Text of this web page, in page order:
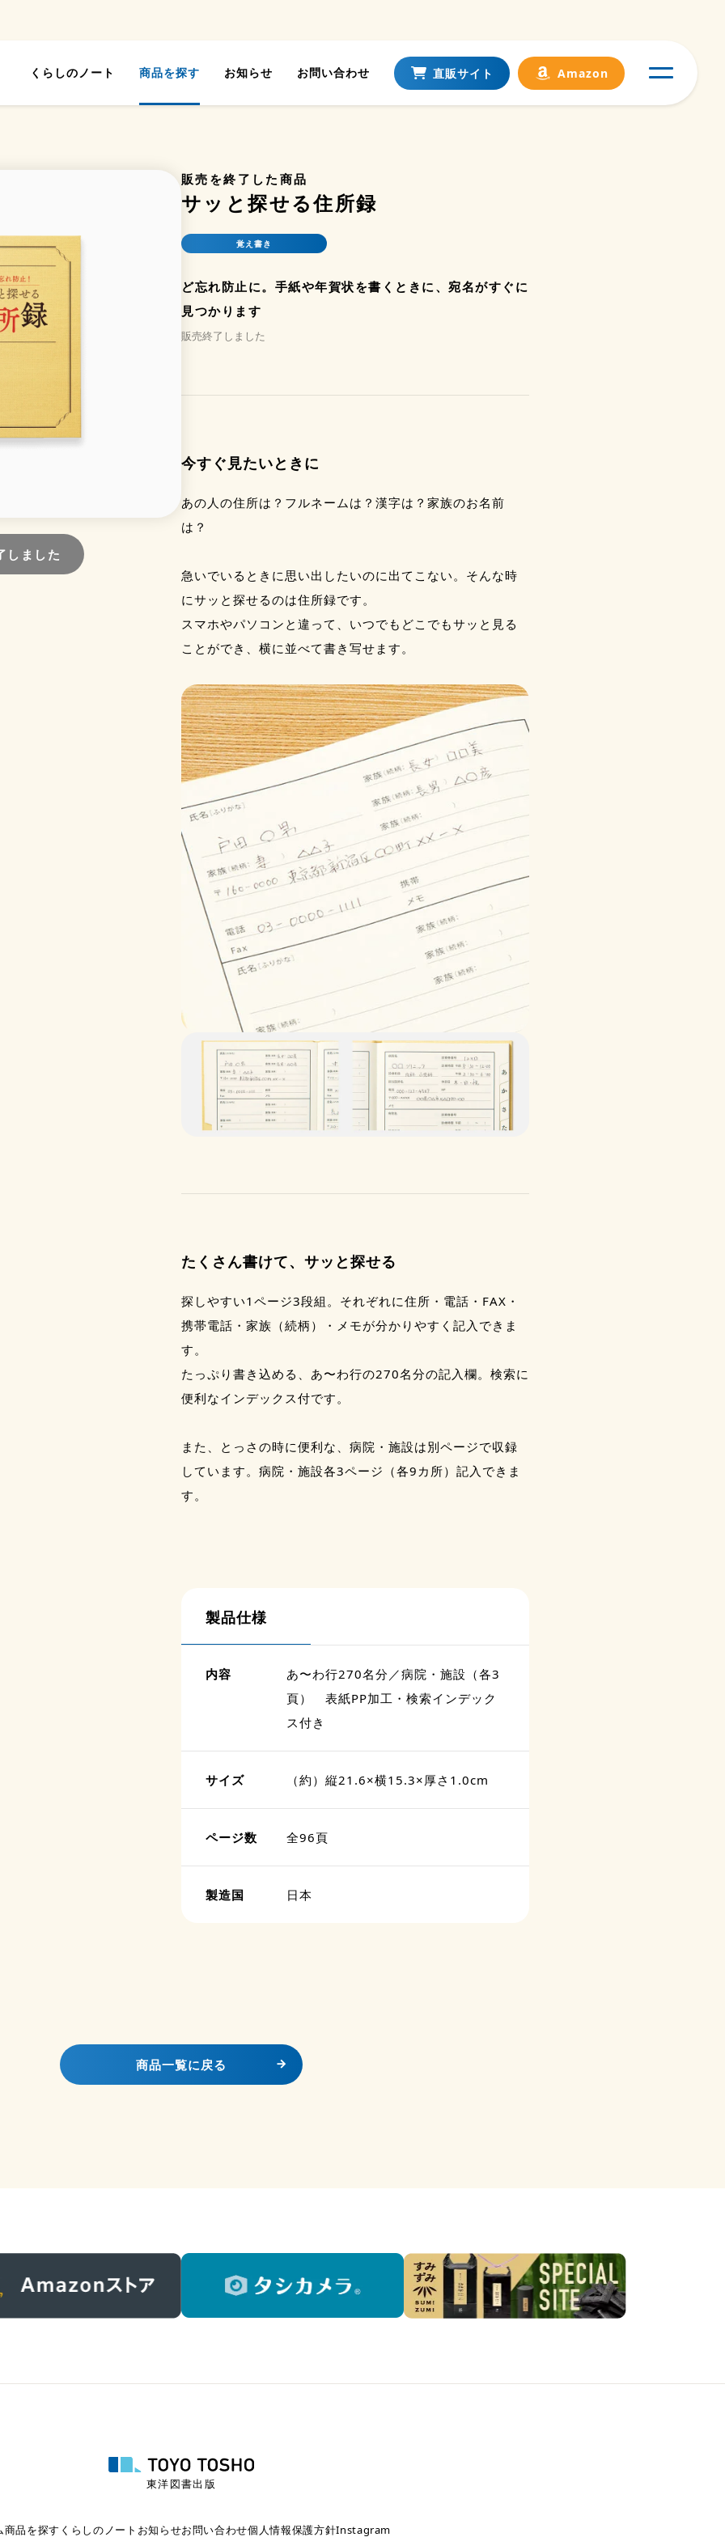
くらしのノート 商品を探す お知らせ お問い合わせ 直販サイト Amazon
しました
販売を終了した商品
サッと探せる住所録
覚え書き
ど忘れ防止に。手紙や年賀状を書くときに、宛名がすぐに
見つかります
販売終了しました
今すぐ見たいときに
あの人の住所は？フルネームは？漢字は？家族のお名前
は？
急いでいるときに思い出したいのに出てこない。そんな時
にサッと探せるのは住所録です。
スマホやパソコンと違って、いつでもどこでもサッと見る
ことができ、横に並べて書き写せます。
たくさん書けて、サッと探せる
探しやすい1ページ3段組。それぞれに住所・電話・FAX・
携帯電話・家族（続柄）・メモが分かりやすく記入できま
す。
たっぷり書き込める、あ〜わ行の270名分の記入欄。検索に
便利なインデックス付です。
また、とっさの時に便利な、病院・施設は別ページで収録
しています。病院・施設各3ページ（各9カ所）記入できま
す。
製品仕様
内容
あ〜わ行270名分／病院・施設（各3
頁） 表紙PP加工・検索インデック
ス付き
サイズ （約）縦21.6×横15.3×厚さ1.0cm
ページ数 全96頁
製造国 日本
商品一覧に戻る
東洋図書出版
商品を探す くらしのノート お知らせお問い合わせ個人情報保護方針Instagram